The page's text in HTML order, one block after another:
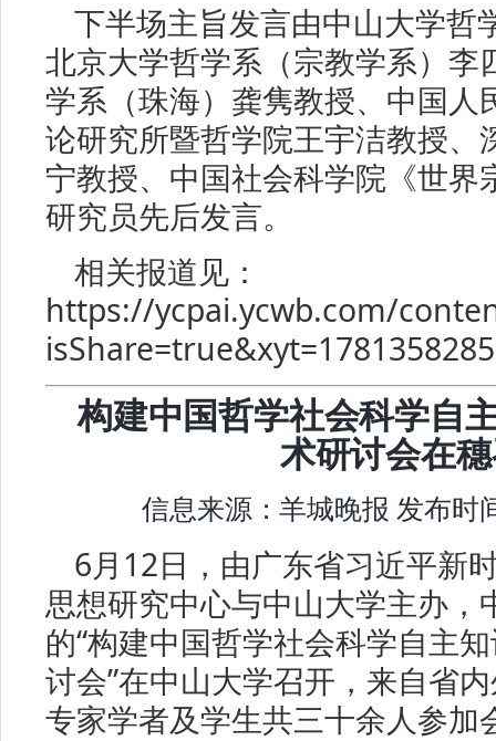
下半场主旨发言由中山大学哲
北京大学哲学系（宗教学系）李
学系（珠海）龚隽教授、中国人
论研究所暨哲学院王宇洁教授、
宁教授、中国社会科学院《世界
研究员先后发言。
相关报道见：
https://ycpai.ycwb.com/
构建中国哲学社会科学自
术研讨会在
信息来源：羊城晚报 发布时
6月12日，由广东省习近平新
思想研究中心与中山大学主办，
的“构建中国哲学社会科学自主
讨会”在中山大学召开，来自省
专家学者及学生共三十余人参加